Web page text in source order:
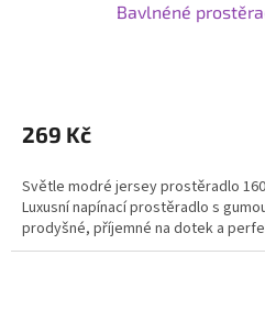
Bavlnéné
269 Kč
Světle modré jersey prostěradlo
Luxusní napínací prostěradlo s
prodyšné, příjemné na dotek a